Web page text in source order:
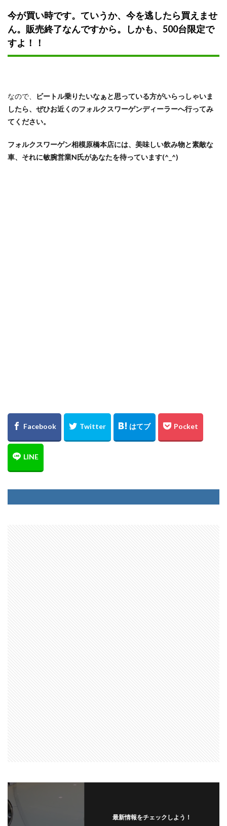
今が買い時です。ていうか、今を逃したら買えませ
ん。販売終了なんですから。しかも、500台限定で
すよ！！
なので、
ビートル乗りたいなぁと思っている方がいらっしゃいま
したら、ぜひお近くのフォルクスワーゲンディーラーへ行ってみ
てください。
フォルクスワーゲン相模原橋本店には、美味しい飲み物と素敵な
車、それに敏腕営業N氏があなたを待っています(^_^)
最新情報をチェックしよう！